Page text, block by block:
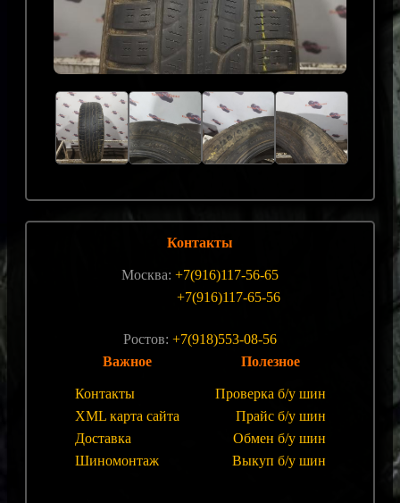
Контакты
Москва: +7(916)117-56-65
+7(916)117-65-56
Ростов: +7(918)553-08-56
Важное
Контакты
XML карта сайта
Доставка
Шиномонтаж
Полезное
Проверка б/у шин
Прайс б/у шин
Обмен б/у шин
Выкуп б/у шин